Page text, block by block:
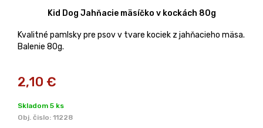
Kid Dog Jahňacie mäsíčko v kockách 80g
Kvalitné pamlsky pre psov v tvare kociek z jahňacieho mäsa.
Balenie 80g.
2,10 €
Skladom 5 ks
Obj. čislo: 11228